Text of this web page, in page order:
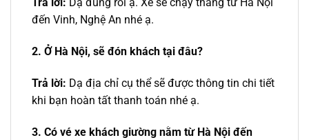
đến Vinh, Nghệ An nhé ạ.
2. Ở Hà Nội, sẽ đón khách tại đâu?
Trả lời: Dạ địa chỉ cụ thể sẽ được thông tin chi tiết
khi bạn hoàn tất thanh toán nhé ạ.
3. Có vé xe khách giường nằm từ Hà Nội đến